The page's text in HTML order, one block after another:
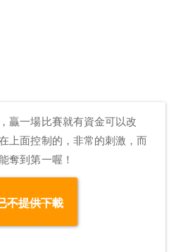
贏一場比賽就有資金可以改
上面控制的，非常的刺激，而
奪到第一喔！
不提供下載